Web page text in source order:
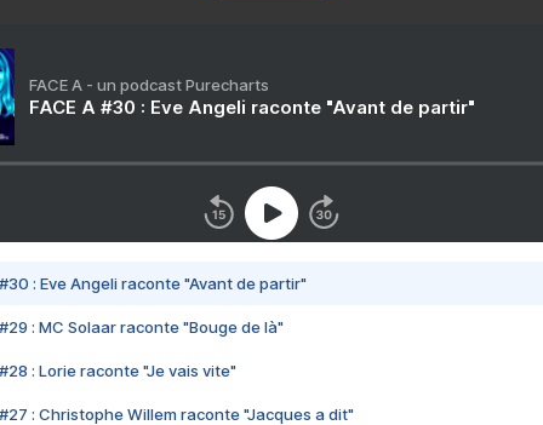
FACE A - un podcast Purecharts
FACE A #30 : Eve Angeli raconte "Avant de partir"
#30 : Eve Angeli raconte "Avant de partir"
#29 : MC Solaar raconte "Bouge de là"
#28 : Lorie raconte "Je vais vite"
#27 : Christophe Willem raconte "Jacques a dit"